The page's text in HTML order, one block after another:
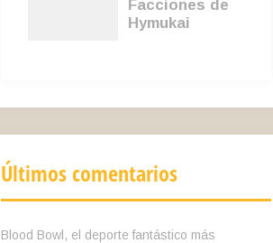
Últimos comentarios
Blood Bowl, el deporte fantástico más